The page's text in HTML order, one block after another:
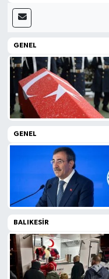
GENEL
GENEL
BALIKESIR